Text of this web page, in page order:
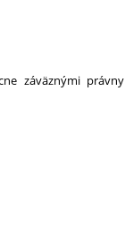
záväznými